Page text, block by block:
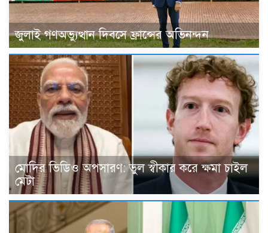
জুলাই গণঅভ্যুত্থান দিবসে ফ্রান্সের অভিনন্দন
মোদির ভিডিও অপসারণ: ভুল স্বীকার করে ক্ষমা চাইল
মেটা